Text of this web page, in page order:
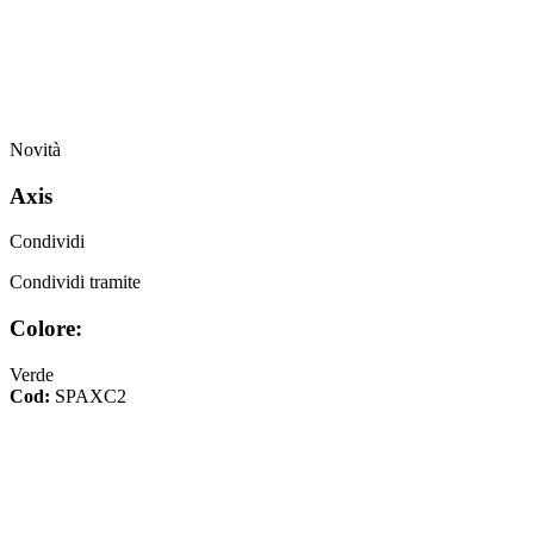
Novità
Axis
Condividi
Condividi tramite
Colore:
Verde
Cod: SPAXC2